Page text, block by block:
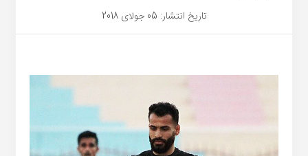
تاریخ انتشار: 05 جولای 2018